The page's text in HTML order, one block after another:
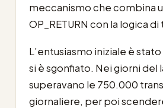
meccanismo che combina
OP_RETURN con la logica
L’entusiasmo iniziale è
si è sgonfiato. Nei giorni del
superavano le 750.000
giornaliere, per poi